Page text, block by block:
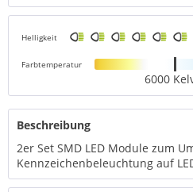
Helligkeit
Farbtemperatur
6000
Beschreibung
2er Set SMD LED Module zum
Kennzeichenbeleuchtung auf